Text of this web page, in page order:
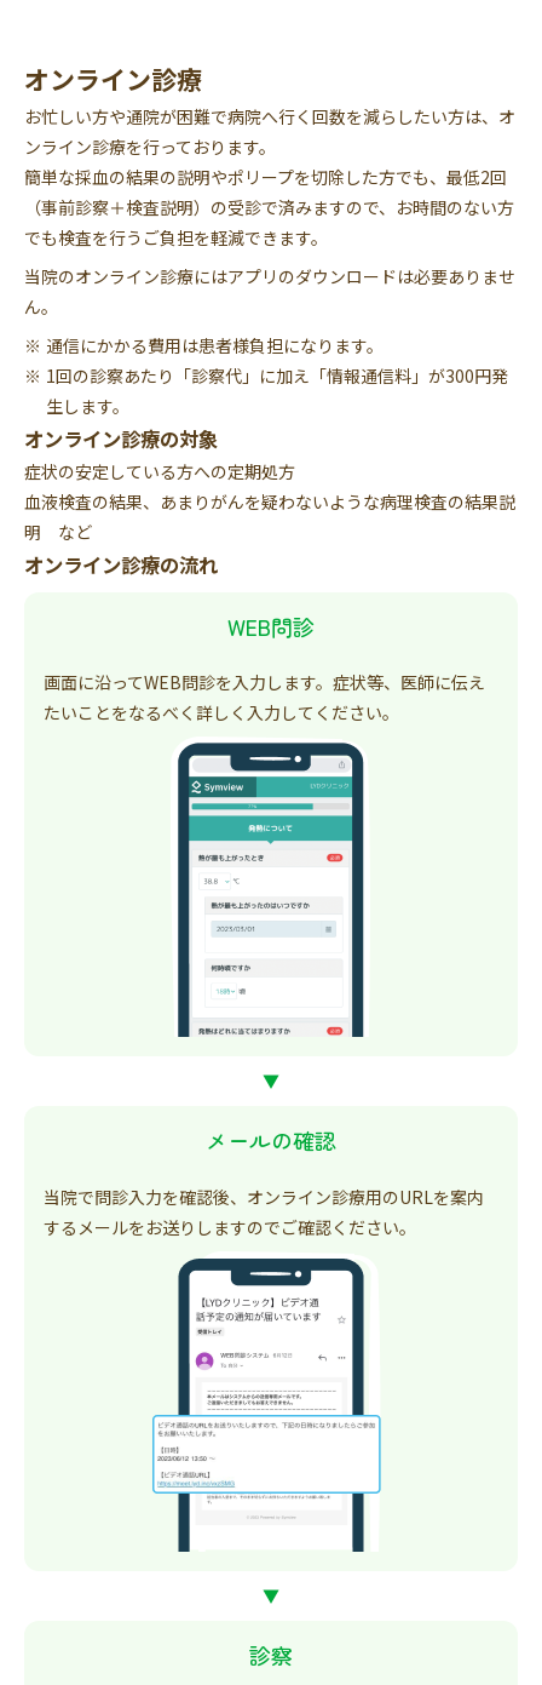
オンライン診療
お忙しい方や通院が困難で病院へ行く回数を減らしたい方は、オ
ンライン診療を行っております。
簡単な採血の結果の説明やポリープを切除した方でも、最低2回
（事前診察＋検査説明）の受診で済みますので、お時間のない方
でも検査を行うご負担を軽減できます。
当院のオンライン診療にはアプリのダウンロードは必要ありませ
ん。
通信にかかる費用は患者様負担になります。
1回の診察あたり「診察代」に加え「情報通信料」が300円発
生します。
オンライン診療の対象
症状の安定している方への定期処方
血液検査の結果、あまりがんを疑わないような病理検査の結果説
明 など
オンライン診療の流れ
WEB問診
画面に沿ってWEB問診を入力します。症状等、医師に伝え
たいことをなるべく詳しく入力してください。
▼
メールの確認
当院で問診入力を確認後、オンライン診療用のURLを案内
するメールをお送りしますのでご確認ください。
▼
診察